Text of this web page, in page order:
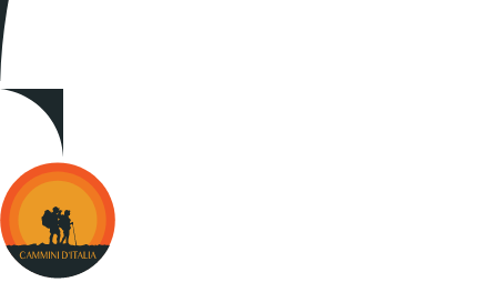
Cammini
d&#039;Italia